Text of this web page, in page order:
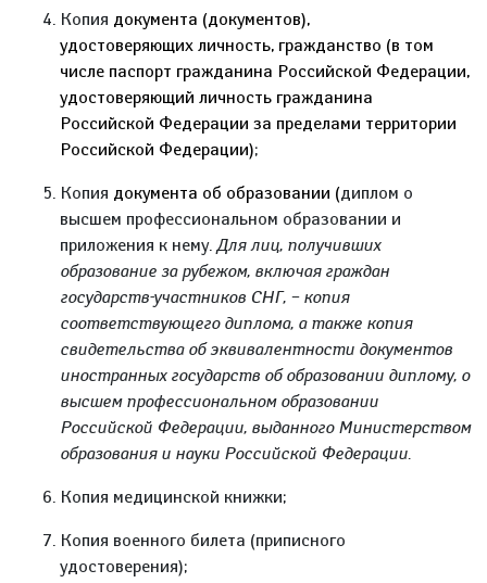
Копия документа (документов),
удостоверяющих личность, гражданство (в том
числе паспорт гражданина Российской Федерации,
удостоверяющий личность гражданина
Российской Федерации за пределами территории
Российской Федерации);
Копия документа об образовании (диплом о
высшем профессиональном образовании и
приложения к нему. Для лиц, получивших
образование за рубежом, включая граждан
государств-участников СНГ, – копия
соответствующего диплома, а также копия
свидетельства об эквивалентности документов
иностранных государств об образовании диплому, о
высшем профессиональном образовании
Российской Федерации, выданного Министерством
образования и науки Российской Федерации.
Копия медицинской книжки;
Копия военного билета (приписного
удостоверения);